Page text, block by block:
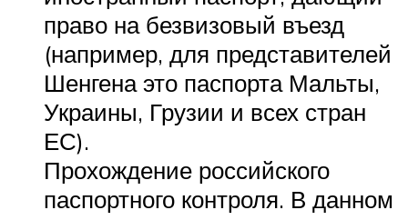
право на безвизовый въезд
(например, для представителей
Шенгена это паспорта Мальты,
Украины, Грузии и всех стран
ЕС).
Прохождение российского
паспортного контроля. В данном